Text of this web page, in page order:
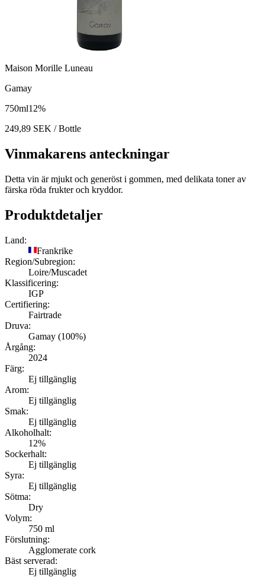
Maison Morille Luneau
Gamay
750ml12%
249,89 SEK / Bottle
Vinmakarens anteckningar
Detta vin är mjukt och generöst i gommen, med delikata toner av
färska röda frukter och kryddor.
Produktdetaljer
Land:
Frankrike
Region/Subregion:
Loire/Muscadet
Klassificering:
IGP
Certifiering:
Fairtrade
Druva:
Gamay (100%)
Årgång:
2024
Färg:
Ej tillgänglig
Arom:
Ej tillgänglig
Smak:
Ej tillgänglig
Alkoholhalt:
12%
Sockerhalt:
Ej tillgänglig
Syra:
Ej tillgänglig
Sötma:
Dry
Volym:
750 ml
Förslutning:
Agglomerate cork
Bäst serverad:
Ej tillgänglig